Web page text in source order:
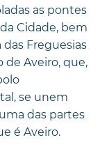
as pontes
Cidade, bem
Freguesias
de Aveiro, que,
se unem
das partes
é Aveiro.